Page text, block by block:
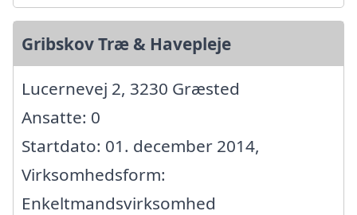
Gribskov Træ & Havepleje
Lucernevej 2, 3230 Græsted
Ansatte: 0
Startdato: 01. december 2014,
Virksomhedsform:
Enkeltmandsvirksomhed